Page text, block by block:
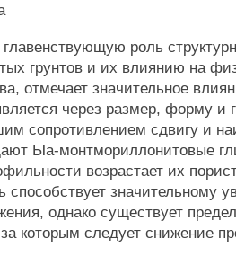
роль
грунтов и их влиянию на
отмечает значительное
через размер, форму и
сопротивлением сдвигу и
Ыа-монтмориллонитовые
возрастает их
способствует значительному
однако существует
которым следует снижение